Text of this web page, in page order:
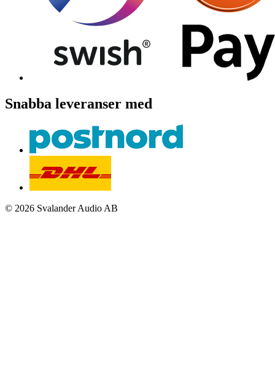
Snabba leveranser med
© 2026 Svalander Audio AB